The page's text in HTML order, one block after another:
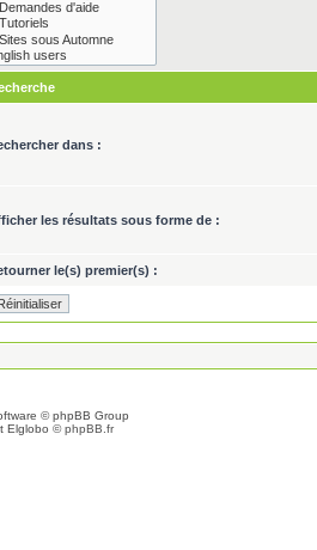
dans :
les résultats sous forme de :
le(s) premier(s) :
© phpBB Group
Elglobo ©phpBB.fr